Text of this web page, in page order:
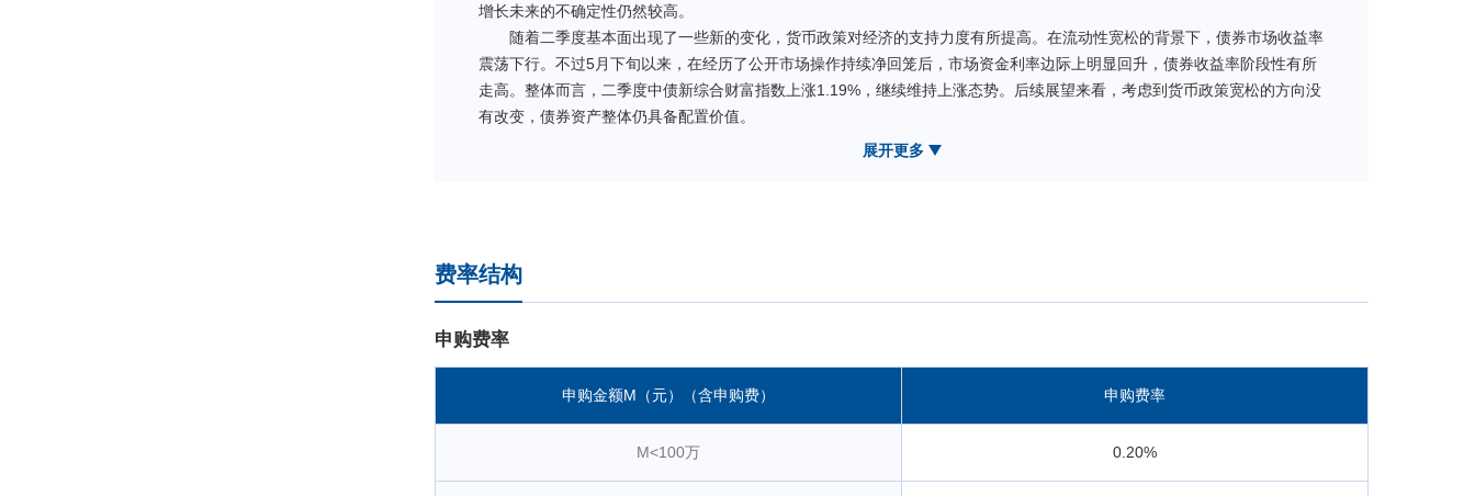
增长未来的不确定性仍然较高。
随着二季度基本面出现了一些新的变化，货币政策对经济的支持力度有所提高。在流动性宽松的背景下，债券市场收益率
震荡下行。不过5月下旬以来，在经历了公开市场操作持续净回笼后，市场资金利率边际上明显回升，债券收益率阶段性有所
走高。整体而言，二季度中债新综合财富指数上涨1.19%，继续维持上涨态势。后续展望来看，考虑到货币政策宽松的方向没
有改变，债券资产整体仍具备配置价值。
操作上，组合久期维持在偏短水平，力图控制回撤及波动率，以获取短端债券资产的票息收益为主要投资策略，同时关注
展开更多
费率结构
申购费率
申购金额M（元）（含申购费） 申购费率
M<100万 0.20%